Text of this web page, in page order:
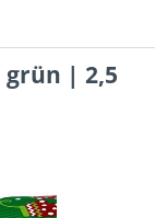
grün | 2,5